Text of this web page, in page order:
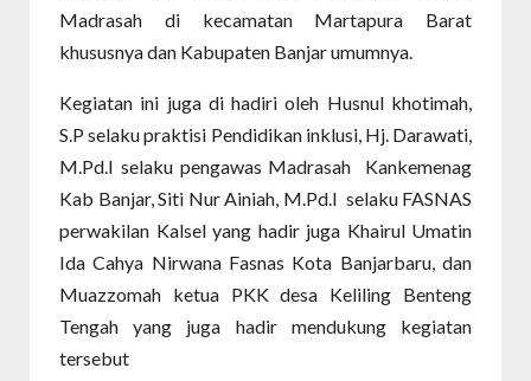
Madrasah di kecamatan Martapura Barat
khususnya dan Kabupaten Banjar umumnya.
Kegiatan ini juga di hadiri oleh Husnul khotimah,
S.P selaku praktisi Pendidikan inklusi, Hj. Darawati,
M.Pd.I selaku pengawas Madrasah Kankemenag
Kab Banjar, Siti Nur Ainiah, M.Pd.I selaku FASNAS
perwakilan Kalsel yang hadir juga Khairul Umatin
Ida Cahya Nirwana Fasnas Kota Banjarbaru, dan
Muazzomah ketua PKK desa Keliling Benteng
Tengah yang juga hadir mendukung kegiatan
tersebut